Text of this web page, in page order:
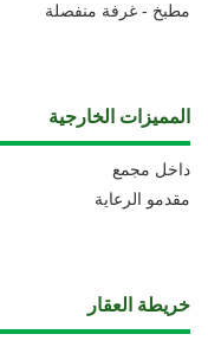
مطبخ - غرفة منفصلة
المميزات الخارجية
داخل مجمع
مقدمو الرعاية
خريطة العقار